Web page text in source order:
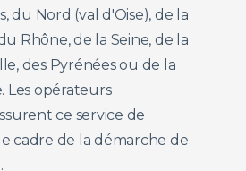
du Nord (val d'Oise), de la
Rhône, de la Seine, de la
des Pyrénées ou de la
Les opérateurs
ce service de
cadre de la démarche de